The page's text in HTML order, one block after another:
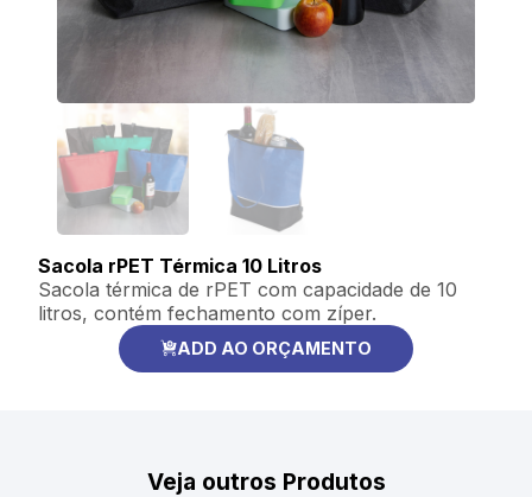
Sacola rPET Térmica 10 Litros
Sacola térmica de rPET com capacidade de 10
litros, contém fechamento com zíper.
ADD AO ORÇAMENTO
Veja outros Produtos